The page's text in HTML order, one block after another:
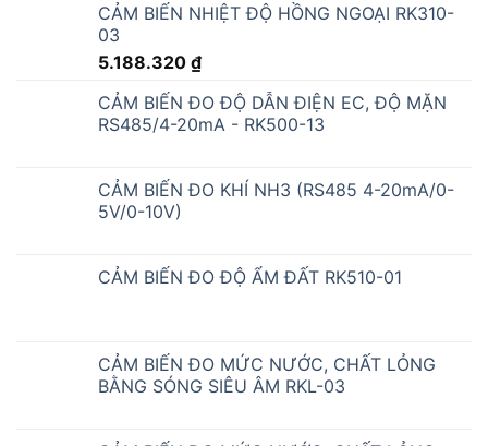
CẢM BIẾN NHIỆT ĐỘ HỒNG NGOẠI RK310-
03
5.188.320 ₫
CẢM BIẾN ĐO ĐỘ DẪN ĐIỆN EC, ĐỘ MẶN
RS485/4-20mA - RK500-13
CẢM BIẾN ĐO KHÍ NH3 (RS485 4-20mA/0-
5V/0-10V)
CẢM BIẾN ĐO ĐỘ ẨM ĐẤT RK510-01
CẢM BIẾN ĐO MỨC NƯỚC, CHẤT LỎNG
BẰNG SÓNG SIÊU ÂM RKL-03